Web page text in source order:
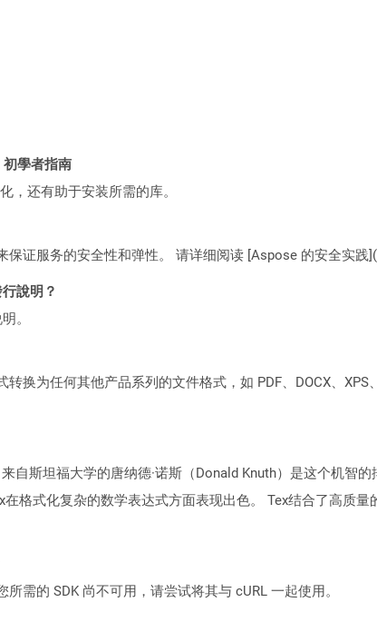
初學者指南
，还有助于安装所需的库。
保证服务的安全性和弹性。 请详细阅读 [Aspose 的安全实
說明？
。
换为任何其他产品系列的文件格式，如 PDF、DOCX、XPS
自斯坦福大学的唐纳德·诺斯（Donald Knuth）是这个机智
格式化复杂的数学表达式方面表现出色。 Tex结合了高质
需的 SDK 尚不可用，请尝试将其与 cURL 一起使用。